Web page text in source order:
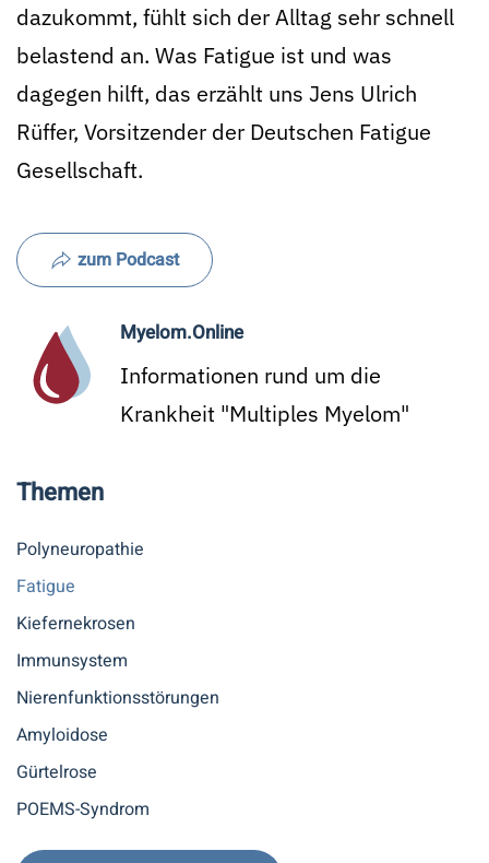
dazukommt, fühlt sich der Alltag sehr schnell
belastend an. Was Fatigue ist und was
dagegen hilft, das erzählt uns Jens Ulrich
Rüffer, Vorsitzender der Deutschen Fatigue
Gesellschaft.
zum Podcast
Myelom.Online
Informationen rund um die
Krankheit "Multiples Myelom"
Themen
Polyneuropathie
Fatigue
Kiefernekrosen
Immunsystem
Nierenfunktionsstörungen
Amyloidose
Gürtelrose
POEMS-Syndrom